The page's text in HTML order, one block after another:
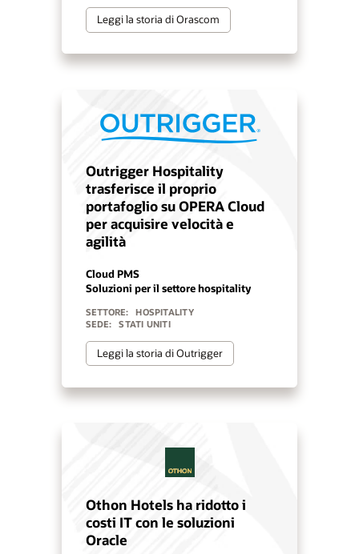
Leggi la storia di Orascom
Outrigger Hospitality
trasferisce il proprio
portafoglio su OPERA Cloud
per acquisire velocità e
agilità
Cloud PMS
Soluzioni per il settore hospitality
SETTORE:
HOSPITALITY
SEDE:
STATI UNITI
Leggi la storia di Outrigger
Othon Hotels ha ridotto i
costi IT con le soluzioni
Oracle